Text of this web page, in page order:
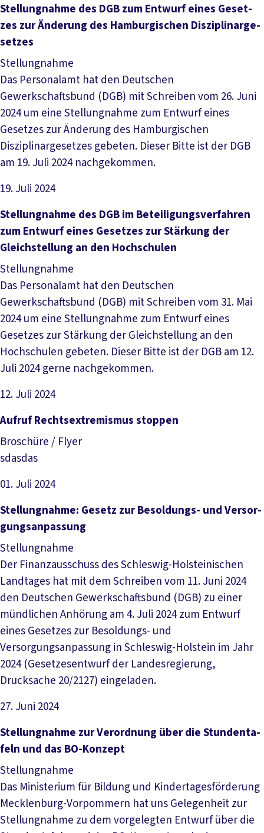
Datei herunterladen
Stel­lung­nah­me des DGB zum Ent­wurf ei­nes Ge­set­
zes zur Än­de­rung des Ham­bur­gi­schen Dis­zi­pli­nar­ge­
set­zes
Stellungnahme
Das Personalamt hat den Deutschen
Gewerkschaftsbund (DGB) mit Schreiben vom 26. Juni
2024 um eine Stellungnahme zum Entwurf eines
Gesetzes zur Änderung des Hamburgischen
Disziplinargesetzes gebeten. Dieser Bitte ist der DGB
am 19. Juli 2024 nachgekommen.
19. Juli 2024
Datei herunterladen
Stel­lung­nah­me des DGB im Be­tei­li­gungs­ver­fah­ren
zum Ent­wurf ei­nes Ge­set­zes zur Stär­kung der
Gleich­stel­lung an den Hoch­schu­len
Stellungnahme
Das Personalamt hat den Deutschen
Gewerkschaftsbund (DGB) mit Schreiben vom 31. Mai
2024 um eine Stellungnahme zum Entwurf eines
Gesetzes zur Stärkung der Gleichstellung an den
Hochschulen gebeten. Dieser Bitte ist der DGB am 12.
Juli 2024 gerne nachgekommen.
12. Juli 2024
Datei herunterladen
Aufruf Rechtsextremismus stoppen
Broschüre / Flyer
sdasdas
01. Juli 2024
Datei herunterladen
Stel­lung­nah­me: Ge­setz zur Be­sol­dungs- und Ver­sor­
gungs­an­pas­sung
Stellungnahme
Der Finanzausschuss des Schleswig-Holsteinischen
Landtages hat mit dem Schreiben vom 11. Juni 2024
den Deutschen Gewerkschaftsbund (DGB) zu einer
mündlichen Anhörung am 4. Juli 2024 zum Entwurf
eines Gesetzes zur Besoldungs- und
Versorgungsanpassung in Schleswig-Holstein im Jahr
2024 (Gesetzesentwurf der Landesregierung,
Drucksache 20/2127) eingeladen.
27. Juni 2024
Datei herunterladen
Stel­lung­nah­me zur Ver­ord­nung über die Stun­den­ta­
feln und das BO-Kon­zept
Stellungnahme
Das Ministerium für Bildung und Kindertagesförderung
Mecklenburg-Vorpommern hat uns Gelegenheit zur
Stellungnahme zu dem vorgelegten Entwurf über die